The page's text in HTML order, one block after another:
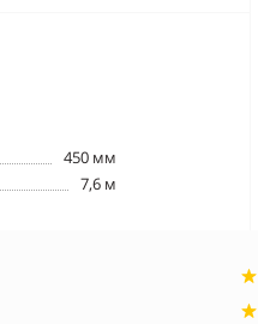
450 мм
7,6 м